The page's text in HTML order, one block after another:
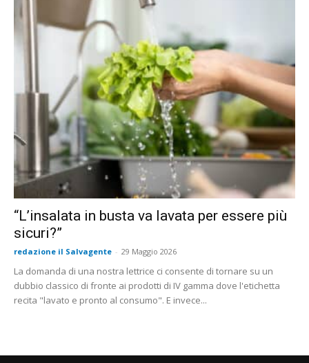
“L’insalata in busta va lavata per essere più
sicuri?”
redazione il Salvagente - 29 Maggio 2026
La domanda di una nostra lettrice ci consente di tornare su un
dubbio classico di fronte ai prodotti di IV gamma dove l'etichetta
recita "lavato e pronto al consumo". E invece...